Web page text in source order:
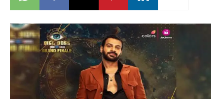
Breaking